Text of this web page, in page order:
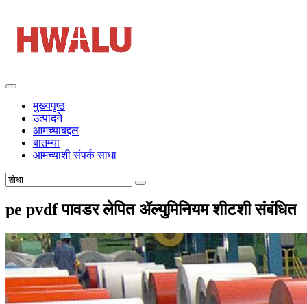
मुख्यपृष्ठ
उत्पादने
आमच्याबद्दल
बातम्या
आमच्याशी संपर्क साधा
pe pvdf पावडर लेपित ॲल्युमिनियम शीटशी संबंधित